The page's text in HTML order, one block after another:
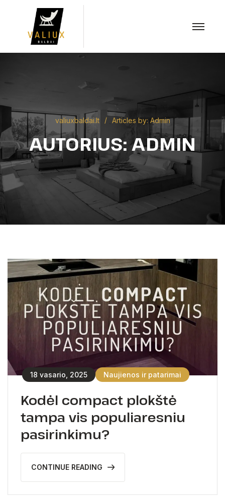
valiuxbaldai.lt Articles by: Admin
AUTORIUS:ADMIN
18 vasario, 2025 Naujienos ir patarimai
Kodėl compact plokštė
tampa vis populiaresniu
pasirinkimu?
CONTINUE READING